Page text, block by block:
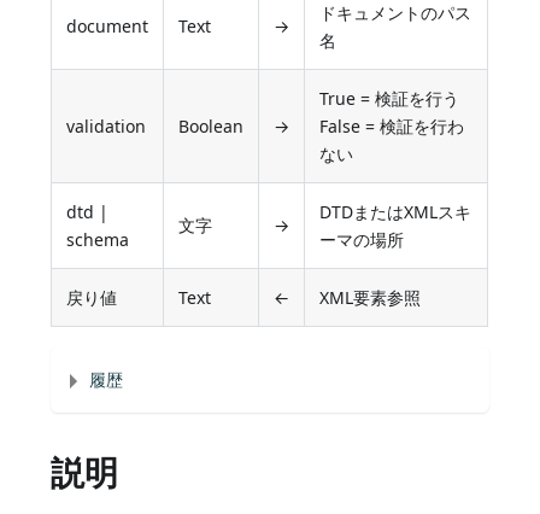
document Text →
ドキュメントのパス
名
validation Boolean →
True = 検証を行う
False = 検証を行わ
ない
dtd |
schema
文字 →
DTDまたはXMLスキ
ーマの場所
戻り値 Text ← XML要素参照
履歴
説明